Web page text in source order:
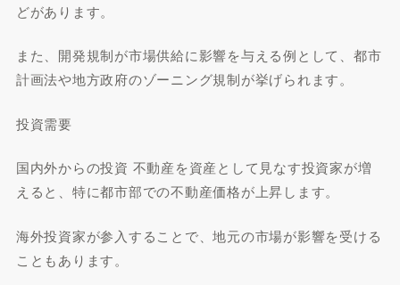
どがあります。
また、開発規制が市場供給に影響を与える例として、都市
計画法や地方政府のゾーニング規制が挙げられます。
投資需要
国内外からの投資 不動産を資産として見なす投資家が増
えると、特に都市部での不動産価格が上昇します。
海外投資家が参入することで、地元の市場が影響を受ける
こともあります。